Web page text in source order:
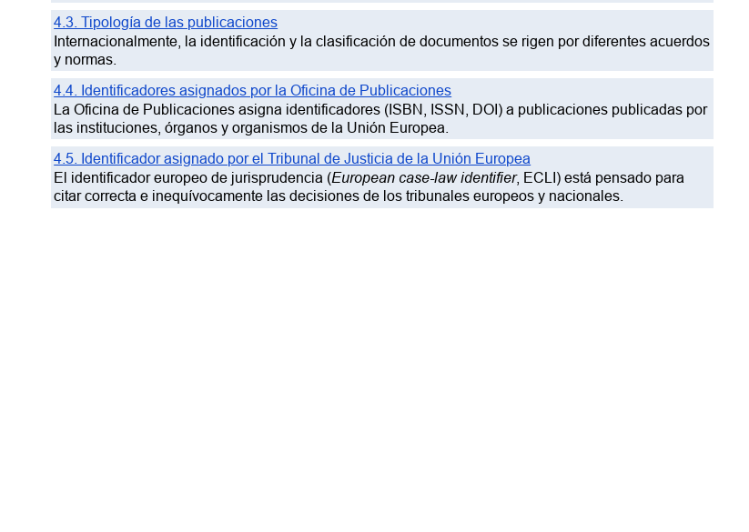
4.3. Tipología de las publicaciones
Internacionalmente, la identificación y la clasificación de documentos se rigen por diferentes acuerdos
y normas
4.4. Identificadores asignados por la Oficina de Publicaciones
La Oficina de Publicaciones asigna identificadores (ISBN, ISSN, DOI) a publicaciones publicadas por
las instituciones, órganos y organismos de la Unión Europea.
4.5. Identificador asignado por el Tribunal de Justicia de la Unión Europea
El identificador europeo de jurisprudencia (European case-law identifier, ECLI) está pensado para
citar correcta e inequívocamente las decisiones de los tribunales europeos y nacionales.